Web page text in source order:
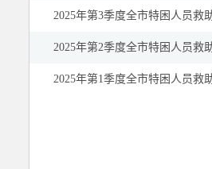
医疗健康
国资国企
2025年第3季度全市特困人员救
2025年第2季度全市特困人员救
2025年第1季度全市特困人员救